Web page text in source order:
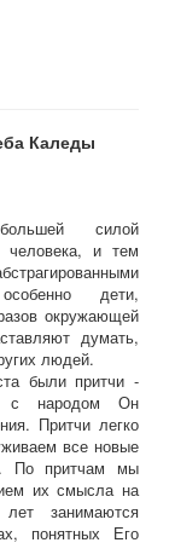
Каледы
силой
человека, и тем
дети,
окружающей
думать,
людей.
были притчи -
с народом Он
Притчи легко
все новые
По притчам мы
их смысла на
занимаются
понятных Его